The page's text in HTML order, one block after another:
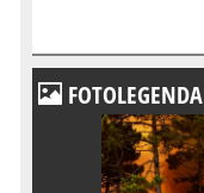
FOTOLEGENDA